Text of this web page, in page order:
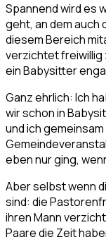
Spannend wird es
geht, an dem auch
diesem Bereich
verzichtet freiwillig
ein Babysitter
Ganz ehrlich: Ich
wir schon in
und ich
eben nur ging,
Aber selbst wenn
sind: die
ihren Mann
Paare die Zeit